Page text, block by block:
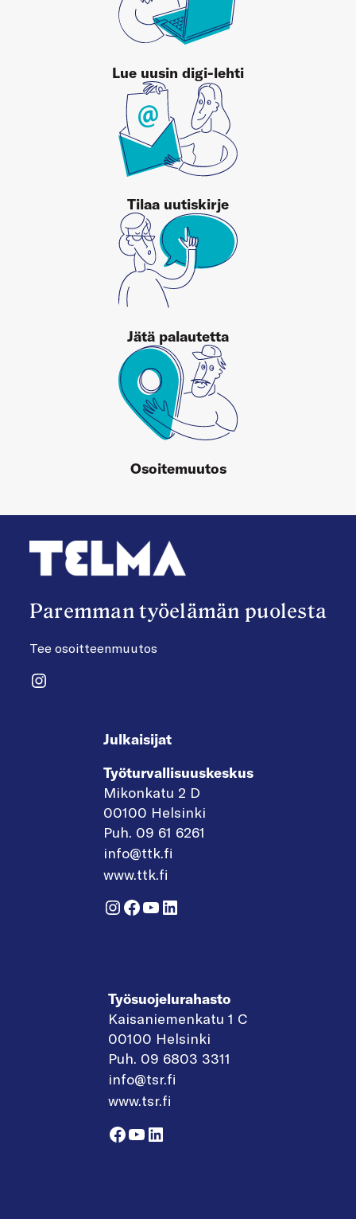
Lue uusin digi-lehti
Tilaa uutiskirje
Jätä palautetta
Osoitemuutos
Paremman työelämän puolesta
Tee osoitteenmuutos
Instagram
Julkaisijat
Työturvallisuuskeskus
Mikonkatu 2 D
00100 Helsinki
Puh. 09 61 6261
info@ttk.fi
www.ttk.fi
Instagram
Facebook
YouTube
LinkedIn
Työsuojelurahasto
Kaisaniemenkatu 1 C
00100 Helsinki
Puh. 09 6803 3311
info@tsr.fi
www.tsr.fi
Facebook
YouTube
LinkedIn